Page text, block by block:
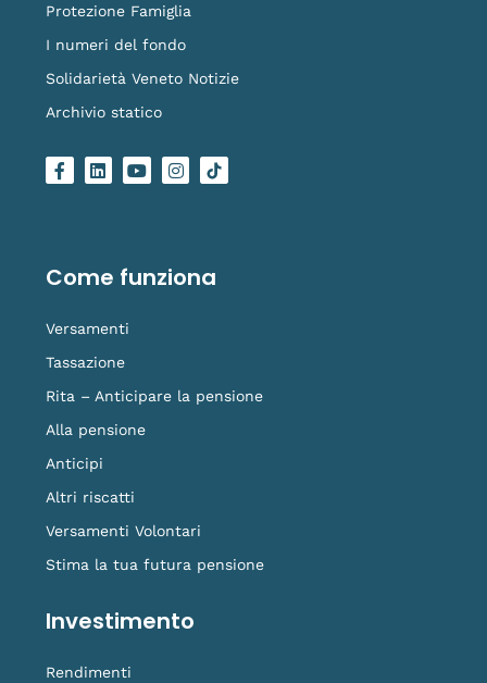
Protezione Famiglia
I numeri del fondo
Solidarietà Veneto Notizie
Archivio statico
F
a
o
k
L
i
n
Y
o
I
n
a
L
o
k
Come funziona
Versamenti
Tassazione
Rita – Anticipare la pensione
Alla pensione
Anticipi
Altri riscatti
Versamenti Volontari
Stima la tua futura pensione
Investimento
Rendimenti